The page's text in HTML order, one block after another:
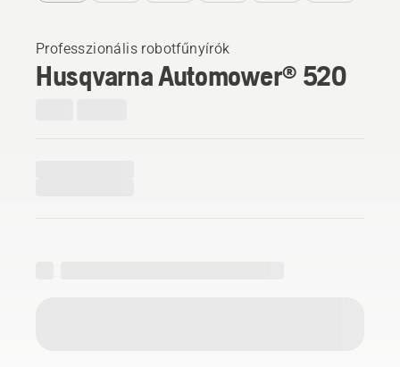
Professzionális robotfűnyírók
Husqvarna Automower® 520